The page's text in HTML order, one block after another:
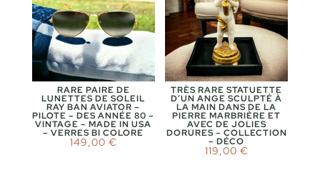
RARE PAIRE DE
LUNETTES DE SOLEIL
RAY BAN AVIATOR –
PILOTE – DES ANNÉE 80 –
VINTAGE – MADE IN USA
– VERRES BI COLORE
149,00 €
TRÈS RARE STATUETTE
D’UN ANGE SCULPTÉ À
LA MAIN DANS DE LA
PIERRE MARBRIÈRE ET
AVEC DE JOLIES
DORURES – COLLECTION
– DÉCO
119,00 €